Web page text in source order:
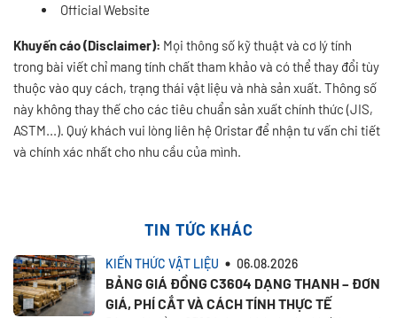
Official Website
Khuyến cáo (Disclaimer): Mọi thông số kỹ thuật và cơ lý tính
trong bài viết chỉ mang tính chất tham khảo và có thể thay đổi tùy
thuộc vào quy cách, trạng thái vật liệu và nhà sản xuất. Thông số
này không thay thế cho các tiêu chuẩn sản xuất chính thức (JIS,
ASTM...). Quý khách vui lòng liên hệ Oristar để nhận tư vấn chi tiết
và chính xác nhất cho nhu cầu của mình.
TIN TỨC KHÁC
KIẾN THỨC VẬT LIỆU 06.08.2026
BẢNG GIÁ ĐỒNG C3604 DẠNG THANH – ĐƠN
GIÁ, PHÍ CẮT VÀ CÁCH TÍNH THỰC TẾ